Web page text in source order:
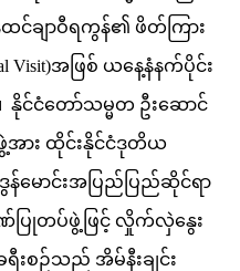
ထင်ချာဝီရကွန်၏ ဖိတ်ကြား
Visit)အဖြစ် ယနေ့နံနက်ပိုင်း
င်ငံတော်သမ္မတ ဦးဆောင်
း ထိုင်းနိုင်ငံဒုတိယ
န်မောင်းအပြည်ပြည်ဆိုင်ရာ
ပြုတပ်ဖွဲ့ဖြင့် လှိုက်လှဲနွေး
ဉ်သည် အိမ်နီးချင်း